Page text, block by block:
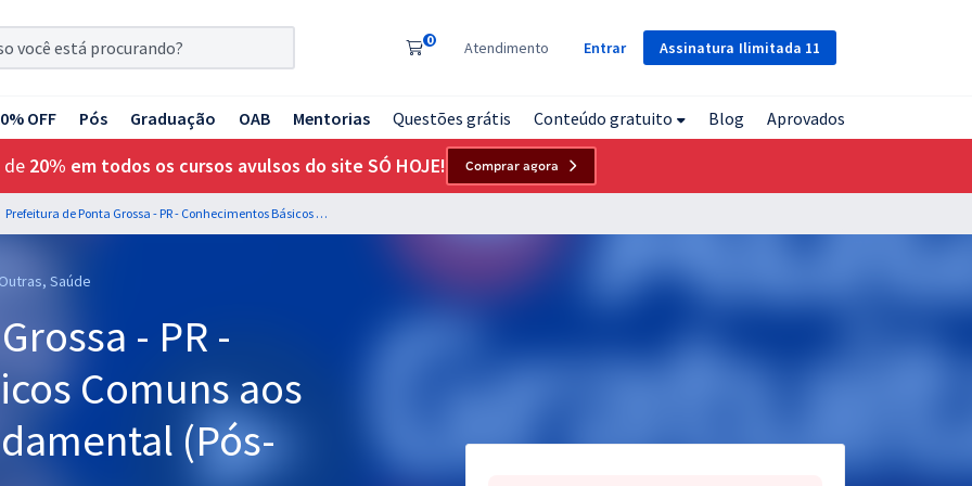
Assinatura Ilimitada 11
0 Atendimento Entrar
OFF Pós Graduação OAB Mentorias Questões grátis Conteúdo gratuito Blog Aprovados
de 20% em todos os cursos avulsos do site SÓ HOJE! Comprar agora
Prefeitura de Ponta Grossa - PR - Conhecimentos Básicos Comuns aos Cargos de Nível Fundamental (Pós-edital)
Saúde
- PR -
Comuns aos
(Pós-